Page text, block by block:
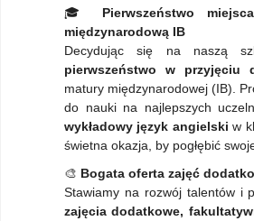
🎓 Pierwszeństwo
międzynarodową IB
Decydując się na naszą
pierwszeństwo w przyjęciu
matury międzynarodowej (IB).
do nauki na najlepszych
wykładowy język angielski w
świetna okazja, by pogłębić
🎨 Bogata oferta zajęć
Stawiamy na rozwój talentów i
zajęcia dodatkowe,